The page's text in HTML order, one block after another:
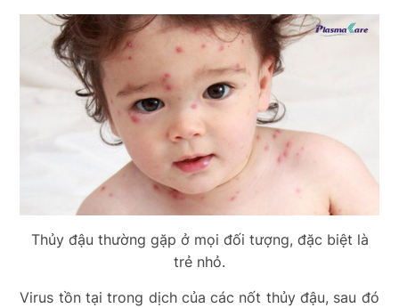
Thủy đậu thường gặp ở mọi đối tượng, đặc biệt là
trẻ nhỏ.
Virus tồn tại trong dịch của các nốt thủy đậu, sau đó